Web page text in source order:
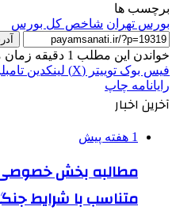
برچسب ها
بورس تهران شاخص کل بورس
خواندن این مطلب 1 دقیقه زمان میبرد
فیس بوک توییتر (X) لینکدین
رایانامه چاپ
آخرین اخبار
1 هفته پیش
مطالبه بخش خصوصی
متناسب با شرایط